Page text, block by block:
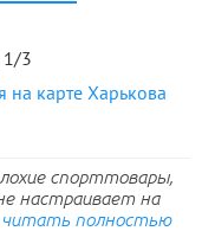
1/3
на карте Харькова
спорттовары,
настраивает на
читать полностью